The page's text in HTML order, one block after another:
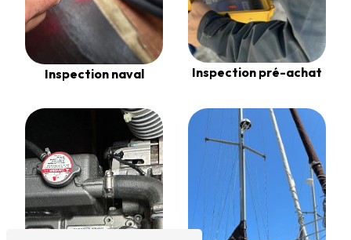
Inspection naval Inspection pré-achat